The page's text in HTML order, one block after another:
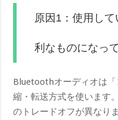
原因1：使用し
利なものになっ
Bluetoothオーディオは
縮・転送方式を使います
のトレードオフが異なり